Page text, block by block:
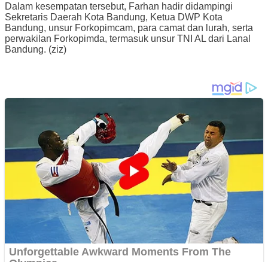
Dalam kesempatan tersebut, Farhan hadir didampingi
Sekretaris Daerah Kota Bandung, Ketua DWP Kota
Bandung, unsur Forkopimcam, para camat dan lurah, serta
perwakilan Forkopimda, termasuk unsur TNI AL dari Lanal
Bandung. (ziz)